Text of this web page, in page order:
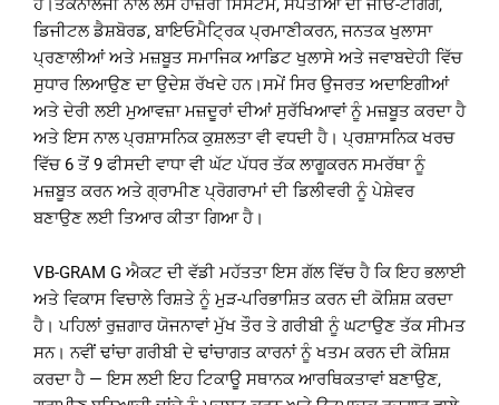
ਹੈ।ਤਕਨਾਲੋਜੀ ਨਾਲ ਲੈਸ ਹਾਜ਼ਰੀ ਸਿਸਟਮ, ਸੰਪੱਤੀਆਂ ਦੀ ਜੀਓ-ਟੈਗਿੰਗ,
ਡਿਜੀਟਲ ਡੈਸ਼ਬੋਰਡ, ਬਾਇਓਮੈਟ੍ਰਿਕ ਪ੍ਰਮਾਣੀਕਰਨ, ਜਨਤਕ ਖੁਲਾਸਾ
ਪ੍ਰਣਾਲੀਆਂ ਅਤੇ ਮਜ਼ਬੂਤ ਸਮਾਜਿਕ ਆਡਿਟ ਖੁਲਾਸੇ ਅਤੇ ਜਵਾਬਦੇਹੀ ਵਿੱਚ
ਸੁਧਾਰ ਲਿਆਉਣ ਦਾ ਉਦੇਸ਼ ਰੱਖਦੇ ਹਨ।ਸਮੇਂ ਸਿਰ ਉਜਰਤ ਅਦਾਇਗੀਆਂ
ਅਤੇ ਦੇਰੀ ਲਈ ਮੁਆਵਜ਼ਾ ਮਜ਼ਦੂਰਾਂ ਦੀਆਂ ਸੁਰੱਖਿਆਵਾਂ ਨੂੰ ਮਜ਼ਬੂਤ ਕਰਦਾ ਹੈ
ਅਤੇ ਇਸ ਨਾਲ ਪ੍ਰਸ਼ਾਸਨਿਕ ਕੁਸ਼ਲਤਾ ਵੀ ਵਧਦੀ ਹੈ। ਪ੍ਰਸ਼ਾਸਨਿਕ ਖਰਚ
ਵਿੱਚ 6 ਤੋਂ 9 ਫੀਸਦੀ ਵਾਧਾ ਵੀ ਘੱਟ ਪੱਧਰ ਤੱਕ ਲਾਗੂਕਰਨ ਸਮਰੱਥਾ ਨੂੰ
ਮਜ਼ਬੂਤ ਕਰਨ ਅਤੇ ਗ੍ਰਾਮੀਣ ਪ੍ਰੋਗਰਾਮਾਂ ਦੀ ਡਿਲੀਵਰੀ ਨੂੰ ਪੇਸ਼ੇਵਰ
ਬਣਾਉਣ ਲਈ ਤਿਆਰ ਕੀਤਾ ਗਿਆ ਹੈ।
VB-GRAM G ਐਕਟ ਦੀ ਵੱਡੀ ਮਹੱਤਤਾ ਇਸ ਗੱਲ ਵਿੱਚ ਹੈ ਕਿ ਇਹ ਭਲਾਈ
ਅਤੇ ਵਿਕਾਸ ਵਿਚਾਲੇ ਰਿਸ਼ਤੇ ਨੂੰ ਮੁੜ-ਪਰਿਭਾਸ਼ਿਤ ਕਰਨ ਦੀ ਕੋਸ਼ਿਸ਼ ਕਰਦਾ
ਹੈ। ਪਹਿਲਾਂ ਰੁਜ਼ਗਾਰ ਯੋਜਨਾਵਾਂ ਮੁੱਖ ਤੌਰ ਤੇ ਗਰੀਬੀ ਨੂੰ ਘਟਾਉਣ ਤੱਕ ਸੀਮਤ
ਸਨ। ਨਵੀਂ ਢਾਂਚਾ ਗਰੀਬੀ ਦੇ ਢਾਂਚਾਗਤ ਕਾਰਨਾਂ ਨੂੰ ਖਤਮ ਕਰਨ ਦੀ ਕੋਸ਼ਿਸ਼
ਕਰਦਾ ਹੈ — ਇਸ ਲਈ ਇਹ ਟਿਕਾਊ ਸਥਾਨਕ ਆਰਥਿਕਤਾਵਾਂ ਬਣਾਉਣ,